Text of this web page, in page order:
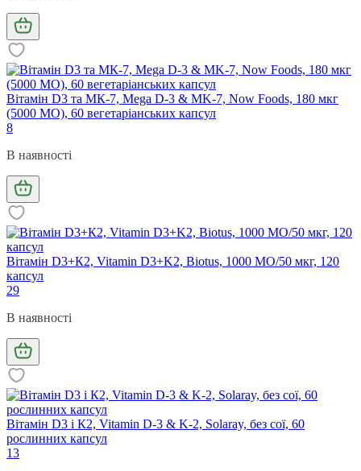
Вітамін D3 та МК-7, Mega D-3 & MK-7, Now Foods, 180 мкг
(5000 МО), 60 вегетаріанських капсул
8
В наявності
Вітамін D3+К2, Vitamin D3+K2, Biotus, 1000 МО/50 мкг, 120
капсул
29
В наявності
Вітамін D3 і К2, Vitamin D-3 & K-2, Solaray, без сої, 60
рослинних капсул
13